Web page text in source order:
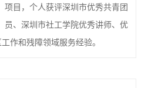
项目，个人获评深圳市优秀共青团
员、深圳市社工学院优秀讲师、优
作和残障领域服务经验。